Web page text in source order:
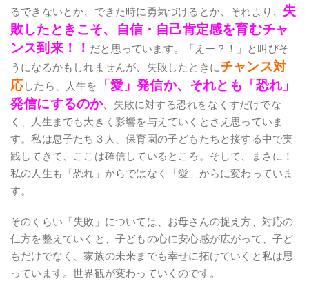
るできないとか、できた時に勇気づけるとか、それより、 失
敗したときこそ、自信・自己肯定感を育むチャ
ンス到来！！ だと思っています。「えー？！」と叫びそ
うになるかもしれませんが、失敗したときにチャンス対
応したら、人生を
「愛」発信か、それとも「恐れ」
発信にするのか、失敗に対する恐れをなくすだけでな
く、人生までも大きく影響を与えていくとさえ思っていま
す。私は息子たち３人、保育園の子どもたちと接する中で実
践してきて、ここは確信しているところ。そして、まさに！
私の人生も「恐れ」からではなく「愛」からに変わっていま
す。
そのくらい「失敗」については、お母さんの捉え方、対応の
仕方を整えていくと、子どもの心に安心感が広がって、子ど
もだけでなく、家族の未来までも幸せに拓けていくと私は思
っています。世界観が変わっていくのです。